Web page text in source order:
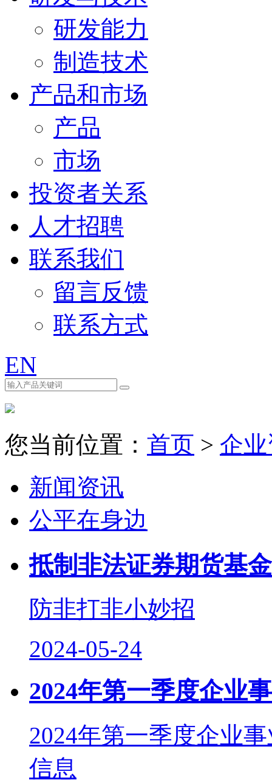
研发能力
制造技术
产品和市场
产品
市场
投资者关系
人才招聘
联系我们
留言反馈
联系方式
EN
您当前位置： 首页 > 企
新闻资讯
公平在身边
抵制非法证券期货基
防非打非小妙招
2024-05-24
2024年第一季度企业
2024年第一季度企业
信息